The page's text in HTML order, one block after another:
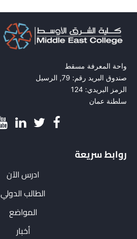
واحة المعرفة مسقط
صندوق البريد رقم: 79, الرسيل
الرمز البريدي: 124
سلطنة عمان
روابط سريعة
ادرس الآن
الطالب الدولي
المواضع
أخبار